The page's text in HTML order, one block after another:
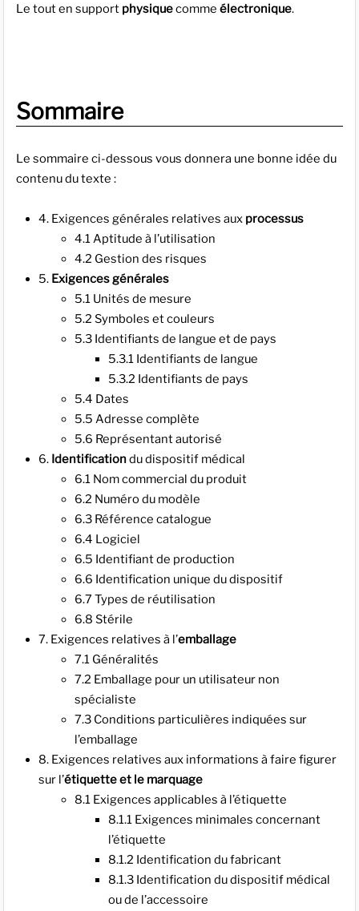
Le tout en support physiquecomme électronique.
Sommaire
Le sommaire ci-dessous vous donnera une bonne idée du
contenu du texte :
4. Exigences générales relatives aux processus
4.1 Aptitude à l’utilisation
4.2 Gestion des risques
5. Exigences générales
5.1 Unités de mesure
5.2 Symboles et couleurs
5.3 Identifiants de langue et de pays
5.3.1 Identifiants de langue
5.3.2 Identifiants de pays
5.4 Dates
5.5 Adresse complète
5.6 Représentant autorisé
6. Identificationdu dispositif médical
6.1 Nom commercial du produit
6.2 Numéro du modèle
6.3 Référence catalogue
6.4 Logiciel
6.5 Identifiant de production
6.6 Identification unique du dispositif
6.7 Types de réutilisation
6.8 Stérile
7. Exigences relatives à l’emballage
7.1 Généralités
7.2 Emballage pour un utilisateur non
spécialiste
7.3 Conditions particulières indiquées sur
l’emballage
8. Exigences relatives aux informations à faire figurer
sur l’étiquette et le marquage
8.1 Exigences applicables à l’étiquette
8.1.1 Exigences minimales concernant
l’étiquette
8.1.2 Identification du fabricant
8.1.3 Identification du dispositif médical
ou de l’accessoire